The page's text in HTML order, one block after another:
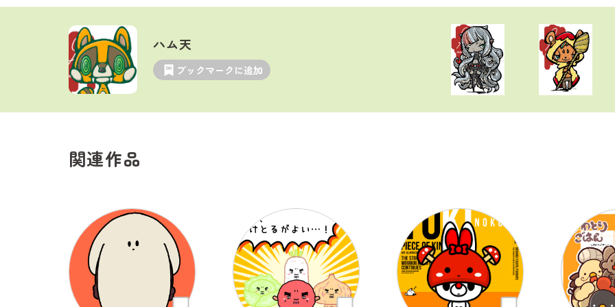
ハム天
ブックマークに追加
関連作品